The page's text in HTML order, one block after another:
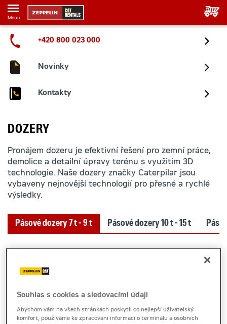
Menu
+420 800 023 000
Novinky
Kontakty
DOZERY
Pronájem dozeru je efektivní řešení pro zemní práce,
demolice a detailní úpravy terénu s využitím 3D
technologie. Naše dozery značky Caterpilar jsou
vybaveny nejnovější technologií pro přesné a rychlé
výsledky.
Pásové dozery 7 t - 9 t Pásové dozery 10 t - 15 t
Souhlas s cookies a sledovacími údaji
Abychom vám na všech stránkách poskytli co nejlepší uživatelský
komfort, používáme ke zpracování informací o terminálu a osobních